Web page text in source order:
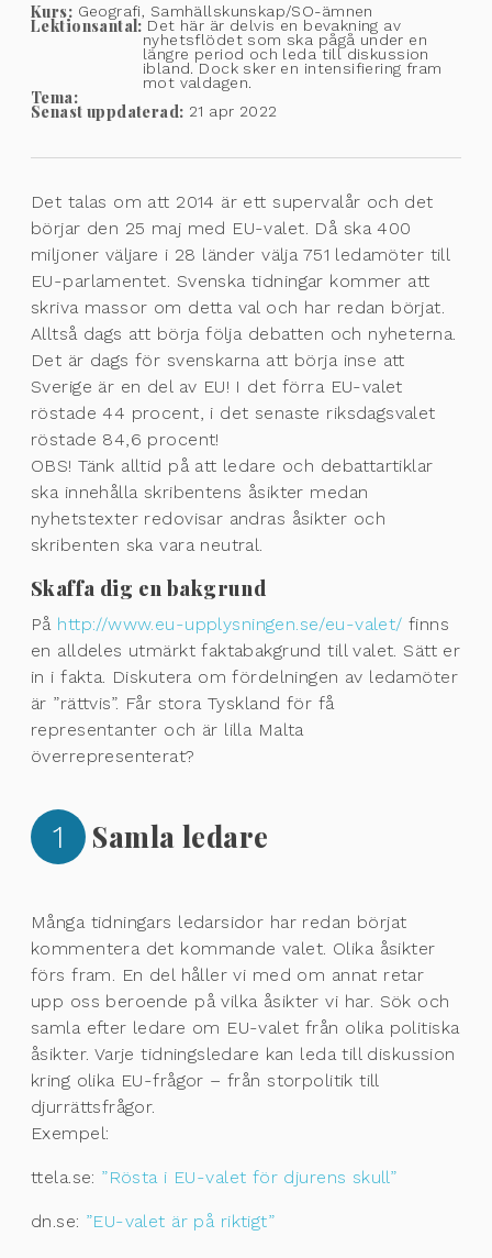
Kurs: Geografi, Samhällskunskap/SO-ämnen
Lektionsantal: Det här är delvis en bevakning av
nyhetsflödet som ska pågå under en
längre period och leda till diskussion
ibland. Dock sker en intensifiering fram
mot valdagen.
Tema:
Senast uppdaterad: 21 apr 2022
Det talas om att 2014 är ett supervalår och det
börjar den 25 maj med EU-valet. Då ska 400
miljoner väljare i 28 länder välja 751 ledamöter till
EU-parlamentet. Svenska tidningar kommer att
skriva massor om detta val och har redan börjat.
Alltså dags att börja följa debatten och nyheterna.
Det är dags för svenskarna att börja inse att
Sverige är en del av EU! I det förra EU-valet
röstade 44 procent, i det senaste riksdagsvalet
röstade 84,6 procent!
OBS! Tänk alltid på att ledare och debattartiklar
ska innehålla skribentens åsikter medan
nyhetstexter redovisar andras åsikter och
skribenten ska vara neutral.
Skaffa dig en bakgrund
På http://www.eu-upplysningen.se/eu-valet/ finns
en alldeles utmärkt faktabakgrund till valet. Sätt er
in i fakta. Diskutera om fördelningen av ledamöter
är ”rättvis”. Får stora Tyskland för få
representanter och är lilla Malta
överrepresenterat?
1 Samla ledare
Många tidningars ledarsidor har redan börjat
kommentera det kommande valet. Olika åsikter
förs fram. En del håller vi med om annat retar
upp oss beroende på vilka åsikter vi har. Sök och
samla efter ledare om EU-valet från olika politiska
åsikter. Varje tidningsledare kan leda till diskussion
kring olika EU-frågor – från storpolitik till
djurrättsfrågor.
Exempel:
ttela.se: ”Rösta i EU-valet för djurens skull”
dn.se: ”EU-valet är på riktigt”